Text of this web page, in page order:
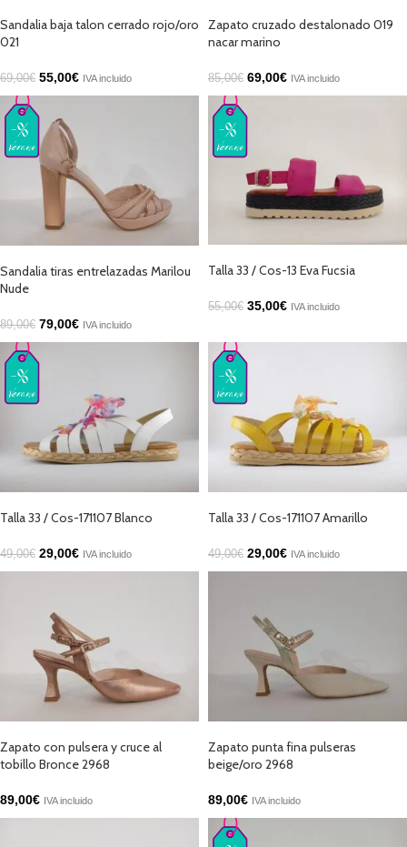
Sandalia baja talon cerrado rojo/oro
021
69,00€ 55,00€ IVA incluido
Zapato cruzado destalonado 019
nacar marino
85,00€ 69,00€ IVA incluido
Sandalia tiras entrelazadas Marilou
Nude
89,00€ 79,00€ IVA incluido
Talla 33 / Cos-13 Eva Fucsia
55,00€ 35,00€ IVA incluido
Talla 33 / Cos-171107 Blanco
49,00€ 29,00€ IVA incluido
Talla 33 / Cos-171107 Amarillo
49,00€ 29,00€ IVA incluido
Zapato con pulsera y cruce al
tobillo Bronce 2968
89,00€ IVA incluido
Zapato punta fina pulseras
beige/oro 2968
89,00€ IVA incluido